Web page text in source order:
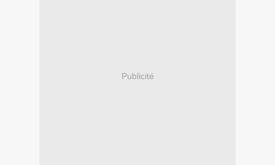
Publicité